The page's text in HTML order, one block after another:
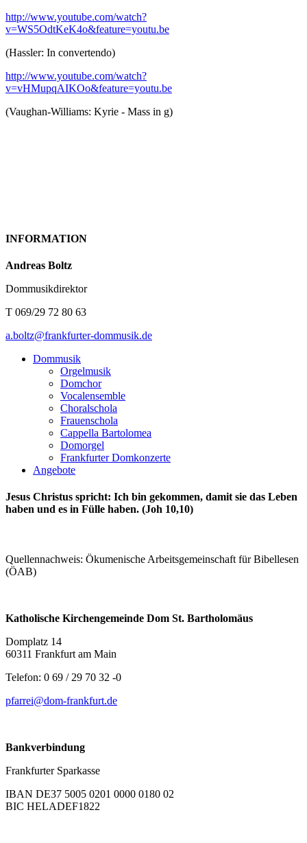
http://www.youtube.com/watch?
v=WS5OdtKeK4o&feature=youtu.be
(Hassler: In convertendo)
http://www.youtube.com/watch?
v=vHMupqAIKOo&feature=youtu.be
(Vaughan-Williams: Kyrie - Mass in g)
INFORMATION
Andreas Boltz
Dommusikdirektor
T 069/29 72 80 63
a.boltz@frankfurter-dommusik.de
Dommusik
Orgelmusik
Domchor
Vocalensemble
Choralschola
Frauenschola
Cappella Bartolomea
Domorgel
Frankfurter Domkonzerte
Angebote
Jesus Christus spricht: Ich bin gekommen, damit sie das Leben
haben und es in Fülle haben. (Joh 10,10)
Quellennachweis: Ökumenische Arbeitsgemeinschaft für Bibellesen
(ÖAB)
Katholische Kirchengemeinde Dom St. Bartholomäus
Domplatz 14
60311 Frankfurt am Main
Telefon: 0 69 / 29 70 32 -0
pfarrei@dom-frankfurt.de
Bankverbindung
Frankfurter Sparkasse
IBAN DE37 5005 0201 0000 0180 02
BIC HELADEF1822